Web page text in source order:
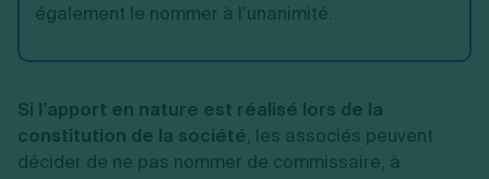
également le nommer à l’unanimité.
Si l’apport en nature est réalisé lors de la
constitution de la société, les associés peuvent
décider de ne pas nommer de commissaire, à